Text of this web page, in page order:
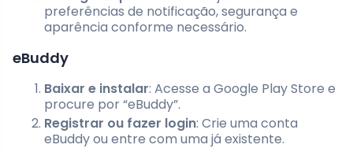
preferências de notificação, segurança e
aparência conforme necessário.
eBuddy
Baixar e instalar: Acesse a Google Play Store e
procure por “eBuddy”.
Registrar ou fazer login: Crie uma conta
eBuddy ou entre com uma já existente.